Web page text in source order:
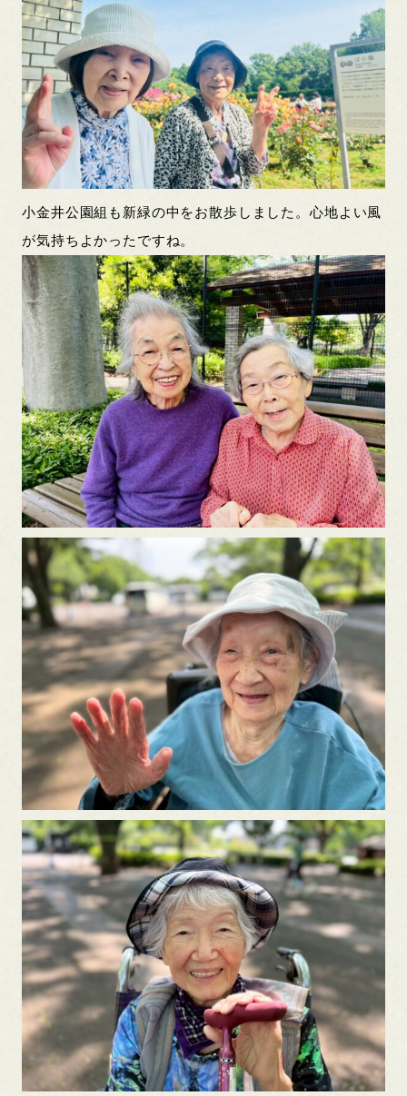
小金井公園組も新緑の中をお散歩しました。心地よい風
が気持ちよかったですね。